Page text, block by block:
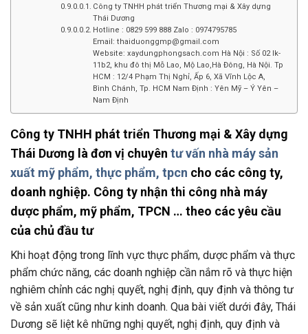
Công ty TNHH phát triển Thương mại & Xây dựng
Thái Dương
Hotline : 0829 599 888 Zalo : 0974795785
Email: thaiduonggmp@gmail.com
Website: xaydungphongsach.com Hà Nội : Số 02 lk-
11b2, khu đô thị Mỗ Lao, Mộ Lao,Hà Đông, Hà Nội. Tp
HCM : 12/4 Phạm Thị Nghỉ, Ấp 6, Xã Vĩnh Lộc A,
Bình Chánh, Tp. HCM Nam Định : Yên Mỹ – Ý Yên –
Nam Định
Công ty TNHH phát triển Thương mại & Xây dựng
Thái Dương là đơn vị chuyên tư vấn nhà máy sản
xuất mỹ phẩm, thực phẩm, tpcn cho các công ty,
doanh nghiệp. Công ty nhận thi công nhà máy
dược phẩm, mỹ phẩm, TPCN … theo các yêu cầu
của chủ đầu tư
Khi hoạt động trong lĩnh vực thực phẩm, dược phẩm và thực
phẩm chức năng, các doanh nghiệp cần nắm rõ và thực hiện
nghiêm chỉnh các nghị quyết, nghị định, quy định và thông tư
về sản xuất cũng như kinh doanh. Qua bài viết dưới đây, Thái
Dương sẽ liệt kê những nghị quyết, nghị định, quy định và